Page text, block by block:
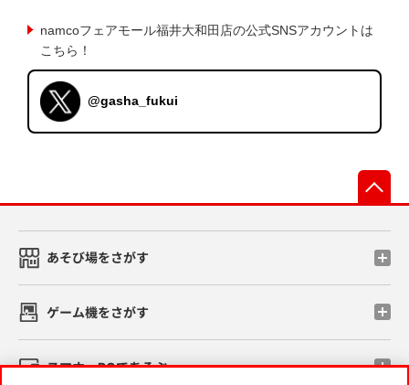
namcoフェアモール福井大和田店の公式SNSアカウントは
こちら！
@gasha_fukui
あそび場をさがす
ゲーム機をさがす
スマホ・PCであそぶ